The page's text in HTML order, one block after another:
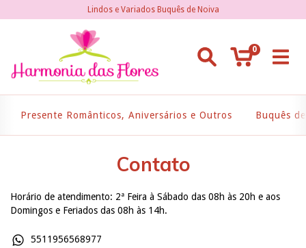
Lindos e Variados Buquês de Noiva
0
Presente Românticos, Aniversários e Outros Buquês
Contato
Horário de atendimento: 2ª Feira à Sábado das 08h às 20h e aos
Domingos e Feriados das 08h às 14h.
5511956568977